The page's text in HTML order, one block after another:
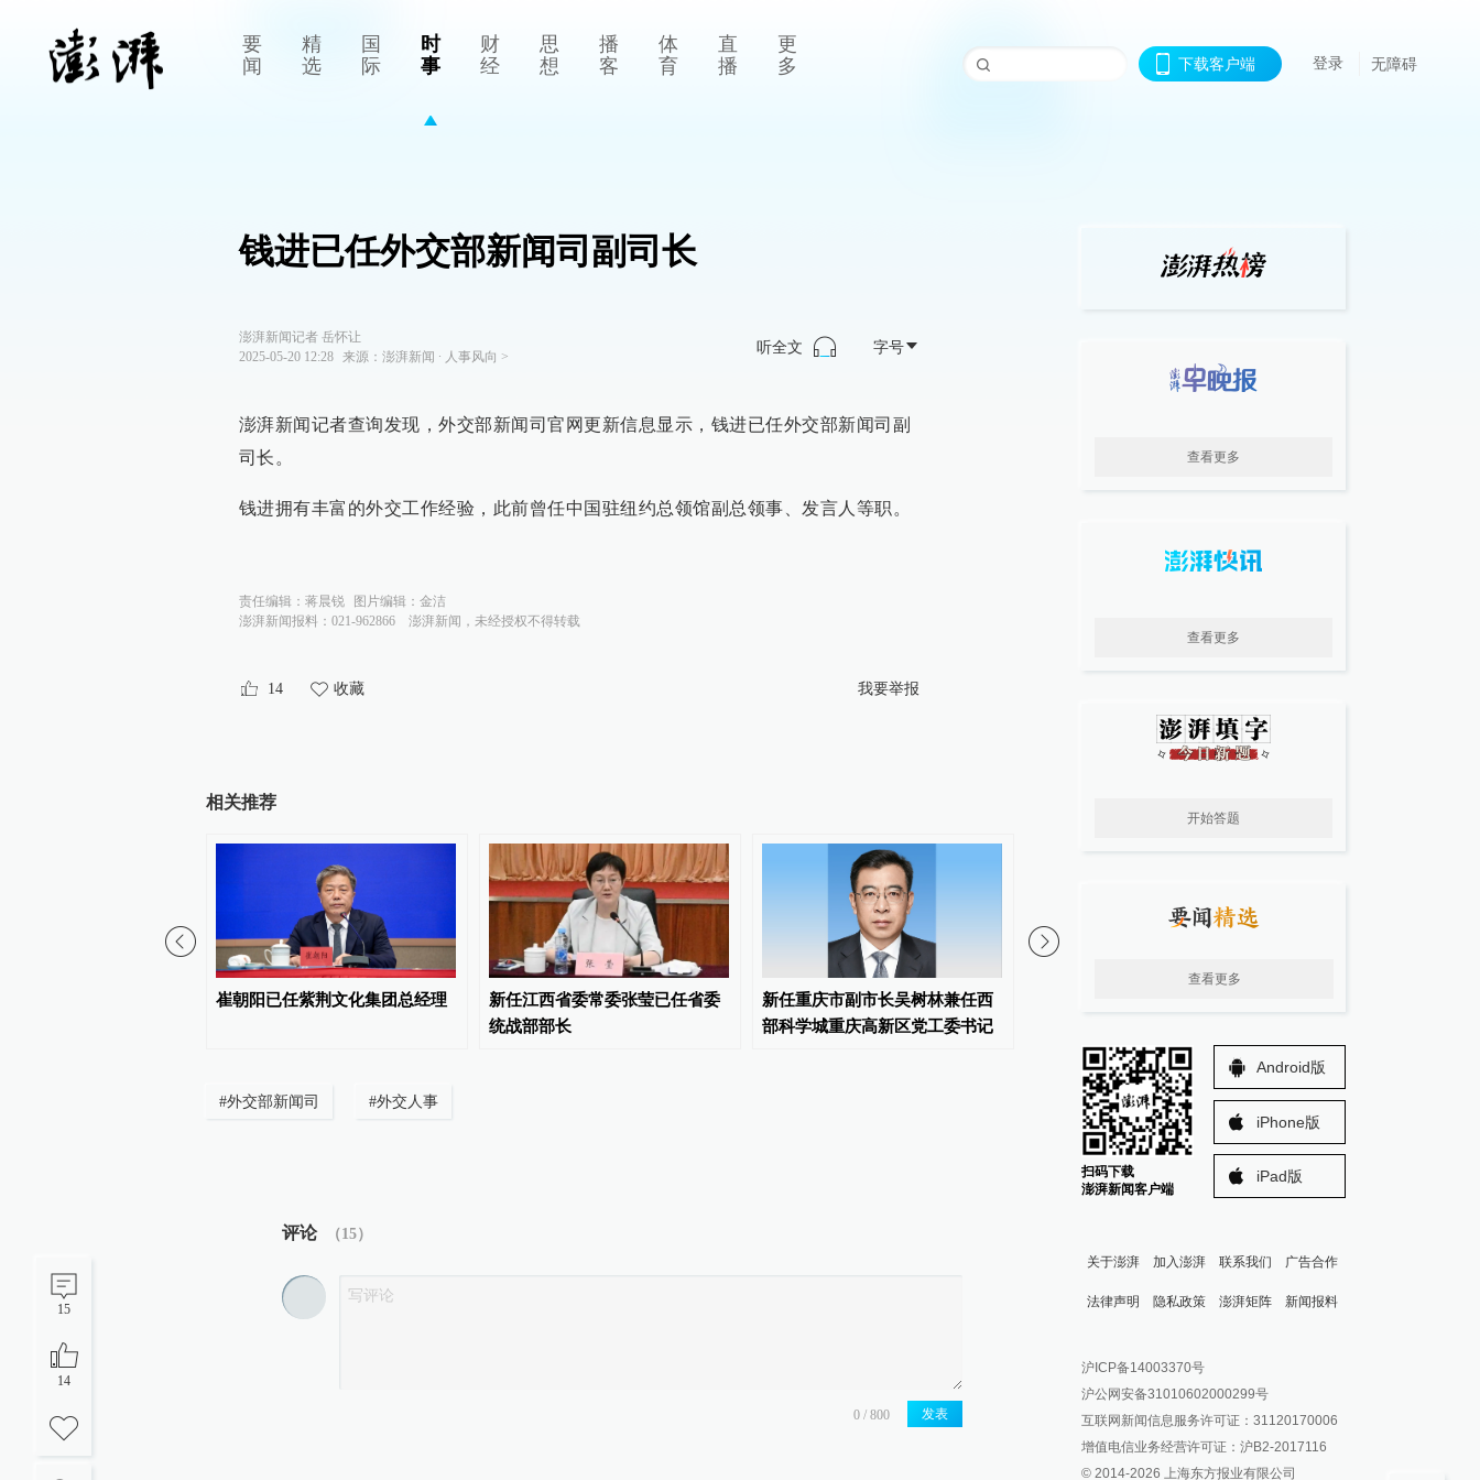
要
闻
精
选
国
际
时
事
财
经
思
想
播
客
体
育
直
播
更
多
下载客户端 登录 无障碍
15
14
钱进已任外交部新闻司副司长
澎湃新闻记者 岳怀让
2025-05-20 12:28
来源： 澎湃新闻 ∙ 人事风向 >
听全文 字号
澎湃新闻记者查询发现，外交部新闻司官网更新信息显示，钱进已任外交部新闻司副
司长。
钱进拥有丰富的外交工作经验，此前曾任中国驻纽约总领馆副总领事、发言人等职。
责任编辑： 蒋晨锐 图片编辑： 金洁
澎湃新闻报料：021-962866
澎湃新闻，未经授权不得转载
14 收藏 我要举报
相关推荐
崔朝阳已任紫荆文化集团总经理
新任江西省委常委张莹已任省委
统战部部长
新任重庆市副市长吴树林兼任西
部科学城重庆高新区党工委书记
#外交部新闻司 #外交人事
评论 （15）
发表
查看更多
查看更多
开始答题
查看更多
扫码下载
澎湃新闻客户端
Android版
iPhone版
iPad版
关于澎湃 加入澎湃 联系我们 广告合作
法律声明 隐私政策 澎湃矩阵
澎湃新闻公众号
澎湃新闻抖音号
派生万物开放平台
IP SHANGHAI
新闻报料
报料邮箱: news@thepaper.cn
沪ICP备14003370号
沪公网安备31010602000299号
互联网新闻信息服务许可证：31120170006
增值电信业务经营许可证：沪B2-2017116
© 2014-2026 上海东方报业有限公司